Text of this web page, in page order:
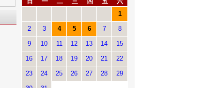
1
2 3 4 5 6 7 8
9 10 11 12 13 14 15
16 17 18 19 20 21 22
23 24 25 26 27 28 29